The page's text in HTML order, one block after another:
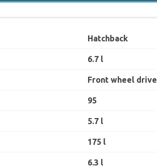
Hatchback
6.7 l
Front wheel drive
95
5.7 l
175 l
6.3 l